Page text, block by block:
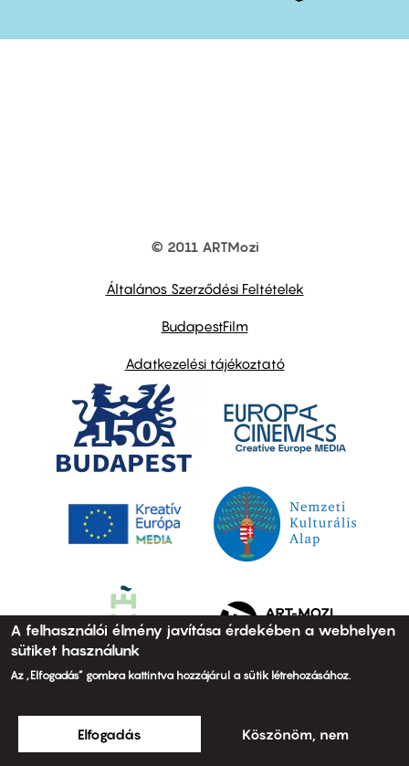
© 2011 ARTMozi
Általános Szerződési Feltételek
BudapestFilm
Adatkezelési tájékoztató
A felhasználói élmény javítása érdekében a webhelyen
sütiket használunk
Az „Elfogadás” gombra kattintva hozzájárul a sütik létrehozásához.
Elfogadás Köszönöm, nem